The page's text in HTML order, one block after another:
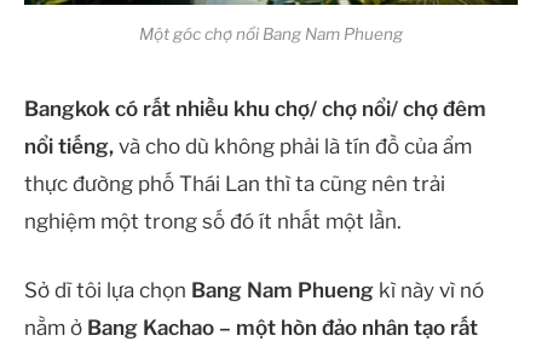
Một góc chợ nổi Bang Nam Phueng
Bangkok có rất nhiều khu chợ/ chợ nổi/ chợ đêm
nổi tiếng, và cho dù không phải là tín đồ của ẩm
thực đường phố Thái Lan thì ta cũng nên trải
nghiệm một trong số đó ít nhất một lần.
Sở dĩ tôi lựa chọn Bang Nam Phueng kì này vì nó
nằm ở Bang Kachao – một hòn đảo nhân tạo rất